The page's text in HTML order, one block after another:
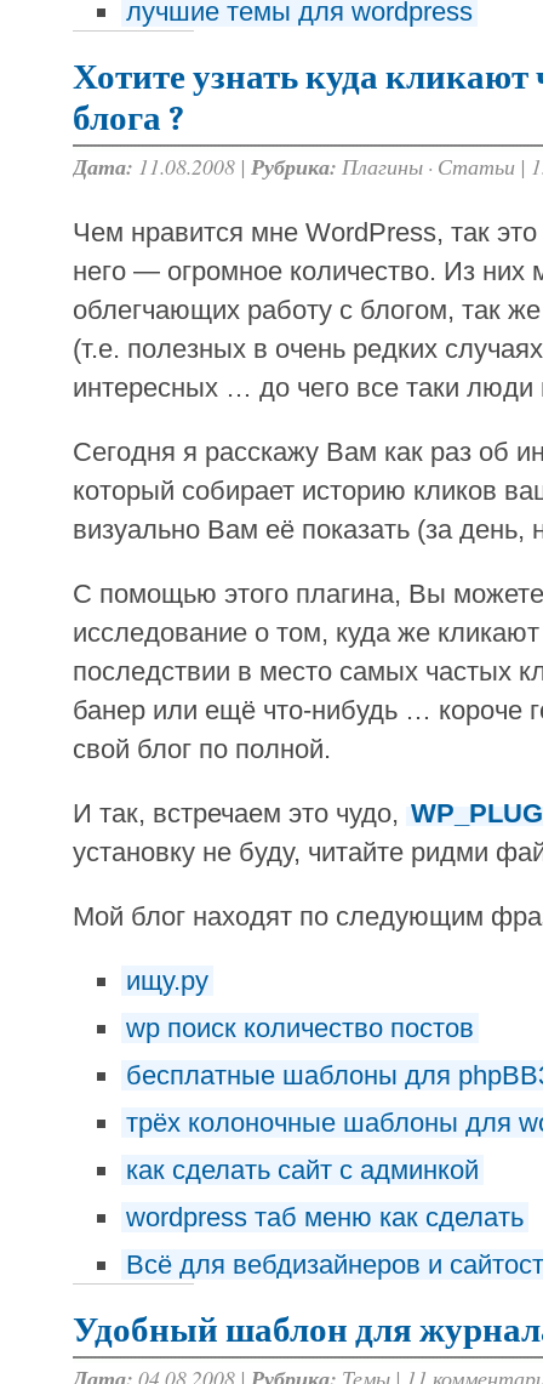
лучшие темы для wordpress
Хотите узнать куда кликают
блога ?
Дата: 11.08.2008 | Рубрика: Плагины · Статьи |
Чем нравится мне WordPress, так
него — огромное количество. Из них
облегчающих работу с блогом, так
(т.е. полезных в очень редких
интересных … до чего все таки
Сегодня я расскажу Вам как раз об
который собирает историю кликов
визуально Вам её показать (за
С помощью этого плагина, Вы
исследование о том, куда же
последствии в место самых частых
банер или ещё что-нибудь … короче
свой блог по полной.
И так, встречаем это чудо,
установку не буду, читайте ридми
Мой блог находят по следующим
ищу.ру
wp поиск количество постов
бесплатные шаблоны для
трёх колоночные шаблоны для
как сделать сайт с админкой
wordpress таб меню как сделать
Всё для вебдизайнеров и
Удобный шаблон для
04.08.2008 | Темы | 11